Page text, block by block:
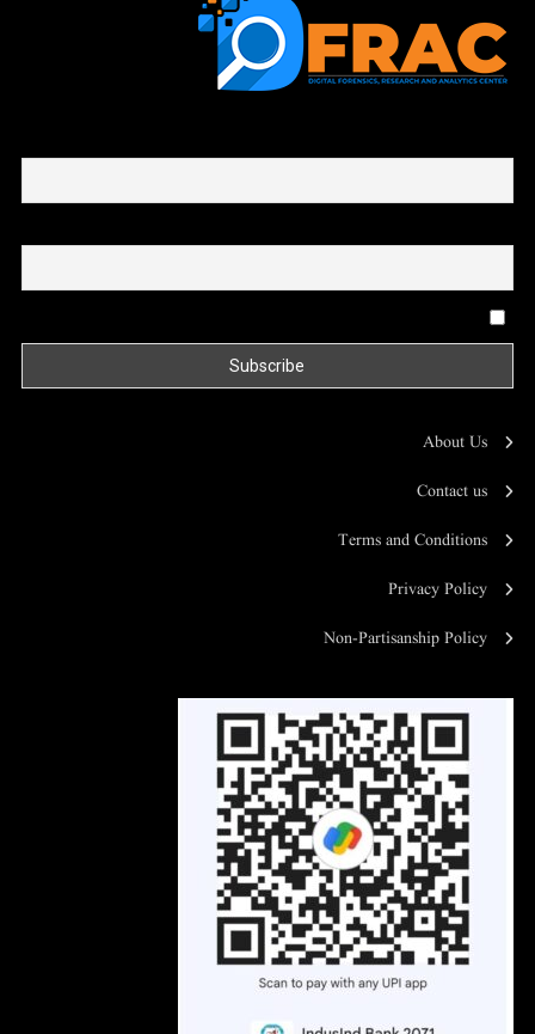
About Us
Contact us
Terms and Conditions
Privacy Policy
Non-Partisanship Policy